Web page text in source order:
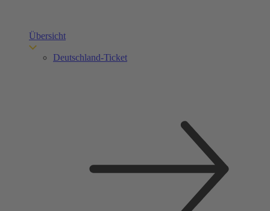
Übersicht
Deutschland-Ticket